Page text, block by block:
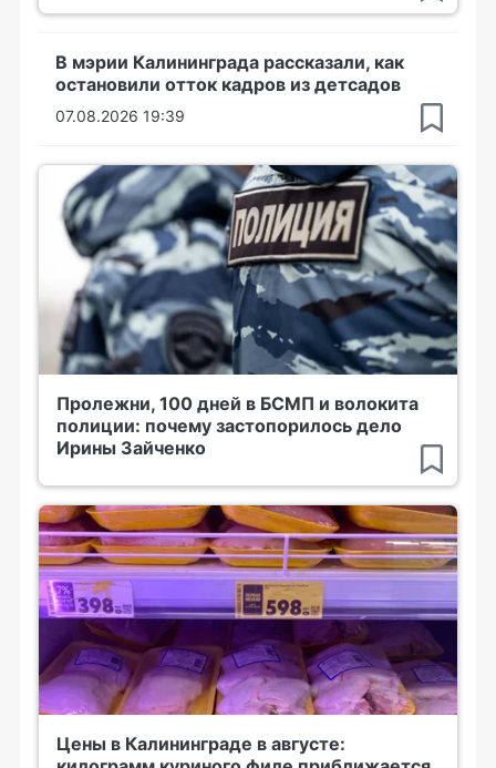
В мэрии Калининграда рассказали, как
остановили отток кадров из детсадов
07.08.2026 19:39
Пролежни, 100 дней в БСМП и волокита
полиции: почему застопорилось дело
Ирины Зайченко
Цены в Калининграде в августе: